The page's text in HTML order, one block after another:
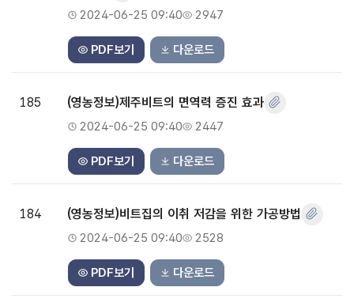
2024-06-25 09:40 2947
PDF보기 다운로드
185 (영농정보)제주비트의 면역력 증진 효과
2024-06-25 09:40 2447
PDF보기 다운로드
184 (영농정보)비트집의 이취 저감을 위한 가공방법
2024-06-25 09:40 2528
PDF보기 다운로드